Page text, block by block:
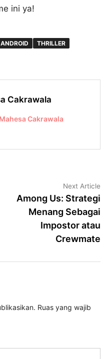
ini ya!
THRILLER
Cakrawala
Cakrawala
Next Article
Among Us: Strategi
Menang Sebagai
Impostor atau
Crewmate
Ruas yang wajib